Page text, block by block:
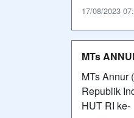
17/08/2023
MTs
MTs Annur
Republik
HUT RI ke-